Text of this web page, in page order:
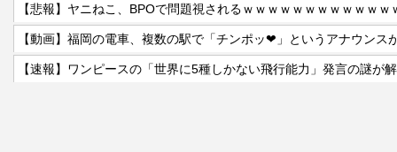
【悲報】ヤニねこ、BPOで問題視されるｗｗｗｗｗｗｗｗｗｗｗｗ
【速報】ワンピースの「世界に5種しかない飛行能力」発言の謎が